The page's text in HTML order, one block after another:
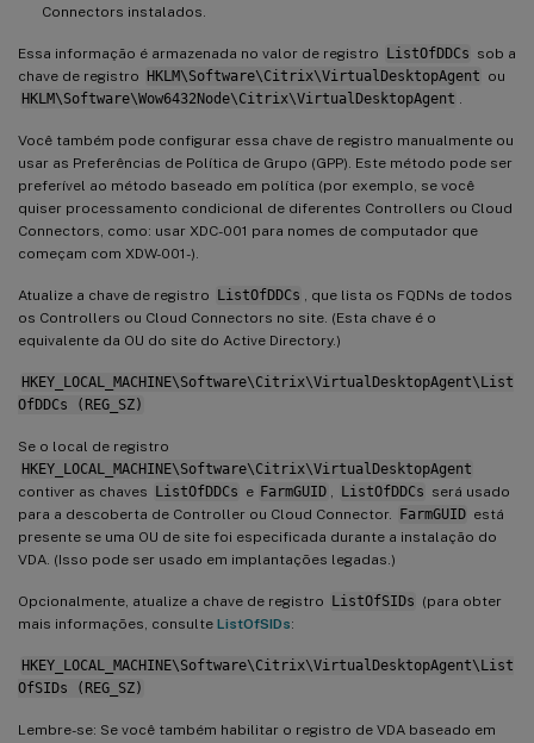
Connectors instalados.
Essa informação é armazenada no valor de registro ListOfDDCs sob a
chave de registro
HKLM\Software\Citrix\VirtualDesktopAgent ou
HKLM\Software\Wow6432Node\Citrix\VirtualDesktopAgent .
Você também pode configurar essa chave de registro manualmente ou
usar as Preferências de Política de Grupo (GPP). Este método pode ser
preferível ao método baseado em política (por exemplo, se você
quiser processamento condicional de diferentes Controllers ou Cloud
Connectors, como: usar XDC-001 para nomes de computador que
começam com XDW-001-).
Atualize a chave de registro ListOfDDCs , que lista os FQDNs de todos
os Controllers ou Cloud Connectors no site. (Esta chave é o
equivalente da OU do site do Active Directory.)
HKEY_LOCAL_MACHINE\Software\Citrix\VirtualDesktopAgent\List
OfDDCs (REG_SZ)
Se o local de registro
HKEY_LOCAL_MACHINE\Software\Citrix\VirtualDesktopAgent
contiver as chaves
ListOfDDCs e FarmGUID , ListOfDDCs será usado
para a descoberta de Controller ou Cloud Connector.
FarmGUID está
presente se uma OU de site foi especificada durante a instalação do
VDA. (Isso pode ser usado em implantações legadas.)
Opcionalmente, atualize a chave de registro ListOfSIDs (para obter
mais informações, consulte ListOfSIDs:
HKEY_LOCAL_MACHINE\Software\Citrix\VirtualDesktopAgent\List
OfSIDs (REG_SZ)
Lembre-se: Se você também habilitar o registro de VDA baseado em